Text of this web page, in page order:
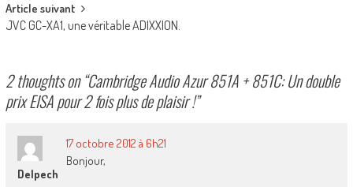
Article suivant
JVC GC-XA1, une véritable ADIXXION.
2 thoughts on “Cambridge Audio Azur 851A + 851C: Un double
prix EISA pour 2 fois plus de plaisir !”
Delpech
17 octobre 2012 à 6h21
Bonjour,